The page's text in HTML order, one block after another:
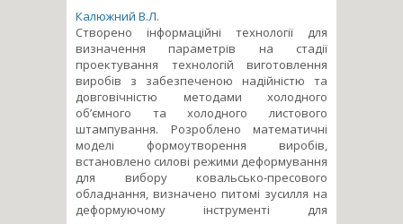
Калюжний В.Л.
Створено інформаційні технології для
визначення параметрів на стадії
проектування технологій виготовлення
виробів з забезпеченою надійністю та
довговічністю методами холодного
об’ємного та холодного листового
штампування. Розроблено математичні
моделі формоутворення виробів,
встановлено силові режими деформування
для вибору ковальсько-пресового
обладнання, визначено питомі зусилля на
деформуючому інструменті для